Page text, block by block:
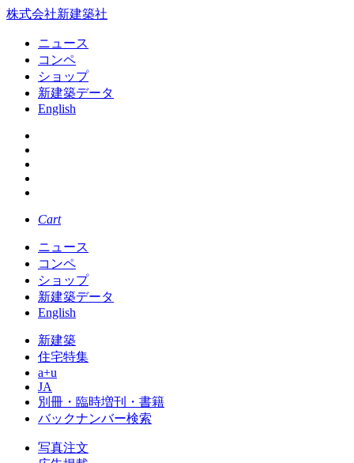
株式会社新建築社
ニュース
コンペ
ショップ
新建築データ
English
Cart
ニュース
コンペ
ショップ
新建築データ
English
新建築
住宅特集
a+u
JA
別冊・臨時増刊・書籍
バックナンバー検索
写真注文